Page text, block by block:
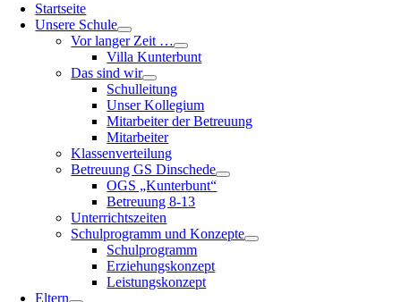
Startseite
Unsere Schule
Vor langer Zeit …
Villa Kunterbunt
Das sind wir
Schulleitung
Unser Kollegium
Mitarbeiter der Betreuung
Mitarbeiter
Klassenverteilung
Betreuung GS Dinschede
OGS „Kunterbunt“
Betreuung 8-13
Unterrichtszeiten
Schulprogramm und Konzepte
Schulprogramm
Erziehungskonzept
Leistungskonzept
Eltern